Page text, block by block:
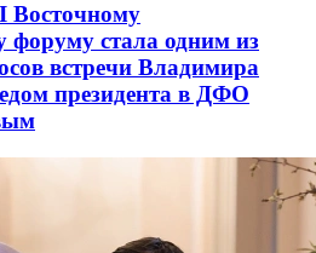
Восточному
форуму стала одним из
встречи Владимира
президента в ДФО